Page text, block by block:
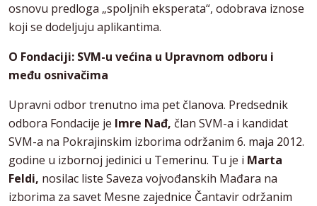
osnovu predloga „spoljnih eksperata“, odobrava iznose
koji se dodeljuju aplikantima.
O Fondaciji: SVM-u većina u Upravnom odboru i
među osnivačima
Upravni odbor trenutno ima pet članova. Predsednik
odbora Fondacije je Imre Nađ, član SVM-a i kandidat
SVM-a na Pokrajinskim izborima održanim 6. maja 2012.
godine u izbornoj jedinici u Temerinu. Tu je i Marta
Feldi, nosilac liste Saveza vojvođanskih Mađara na
izborima za savet Mesne zajednice Čantavir održanim